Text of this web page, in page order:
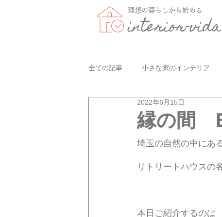
理想の暮らしから始める
interior-vida
全ての記事 小さな家のインテリア
縁の間
2022年6月15日
埼玉の自然の中にあ
リトリートハウスの
本日ご紹介するのは